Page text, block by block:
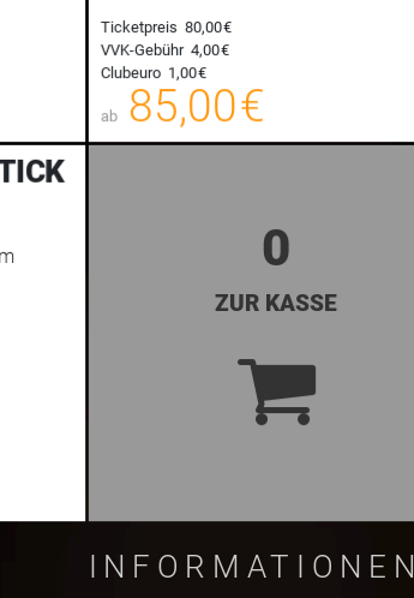
Ticketpreis 80,00 €
VVK-Gebühr 4,00 €
Clubeuro 1,00 €
ab 85,00 €
00
0
ZUR KASSE
INFORMATIONEN